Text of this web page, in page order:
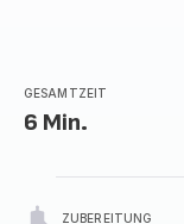
GESAMTZEIT
6 Min.
ZUBEREITUNG